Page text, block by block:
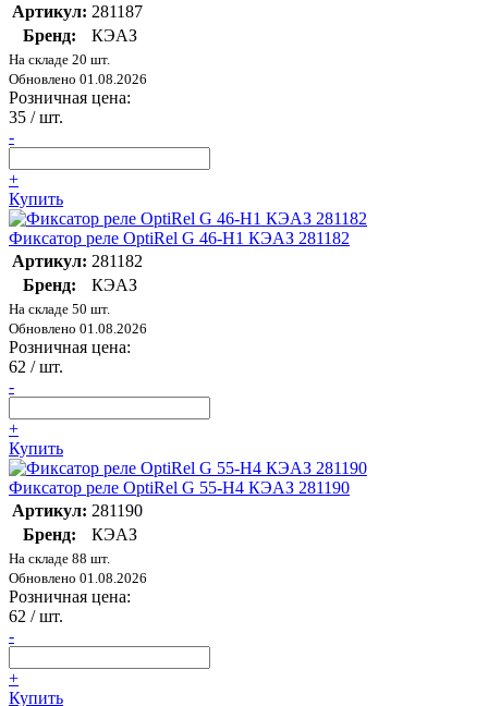
Артикул: 281187
Бренд:
КЭАЗ
На складе 20 шт.
Обновлено 01.08.2026
Розничная цена:
35 / шт.
-
+
Купить
Фиксатор реле OptiRel G 46-H1 КЭАЗ 281182
Артикул: 281182
Бренд:
КЭАЗ
На складе 50 шт.
Обновлено 01.08.2026
Розничная цена:
62 / шт.
-
+
Купить
Фиксатор реле OptiRel G 55-H4 КЭАЗ 281190
Артикул: 281190
Бренд:
КЭАЗ
На складе 88 шт.
Обновлено 01.08.2026
Розничная цена:
62 / шт.
-
+
Купить